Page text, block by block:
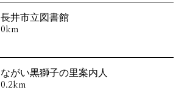
長井市立図書館
0km
ながい黒獅子の里案内人
0.2km